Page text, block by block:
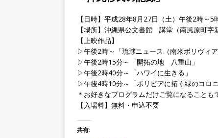
【日時】平成28年8月27日（土）午後2時～5
【場所】沖縄県公文書館 講堂（南風原町字
【上映作品】
▷午後2時～「琉球ニュース（南米ボリヴィア
▷午後2時15分～「開拓の地 八重山」
▷午後2時40分～「ハワイに生きる」
▷午後4時10分～「ボリビアに拓く緑のコロ
＊お好きなプログラムだけご覧になることも
【入場料】無料・申込不要
共有: